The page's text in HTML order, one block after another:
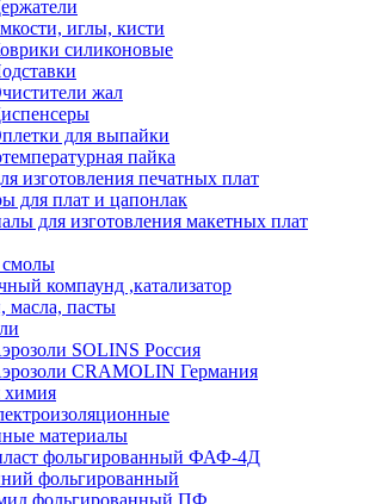
иглы, кисти
силиконовые
жал
для выпайки
пайка
изготовления печатных плат
для плат и цапонлак
для изготовления макетных плат
компаунд ,катализатор
масла, пасты
SOLINS Россия
CRAMOLIN Германия
химия
материалы
фольгированный ФАФ-4Д
фольгированный
фольгированный ПФ